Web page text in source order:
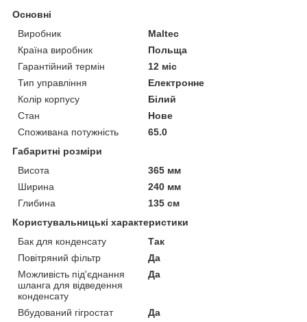
Основні
Виробник
Maltec
Країна виробник
Польща
Гарантійний термін
12 міс
Тип управління
Електронне
Колір корпусу
Білий
Стан
Нове
Споживана потужність
65.0
Габаритні розміри
Висота
365 мм
Ширина
240 мм
Глибина
135 см
Користувальницькі характеристики
Бак для конденсату
Так
Повітряний фільтр
Да
Можливість під'єднання
шланга для відведення
конденсату
Да
Вбудований гігростат
Да